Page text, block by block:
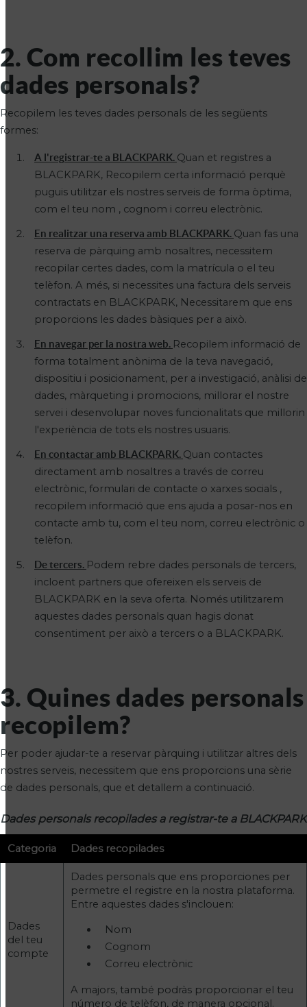
2. Com recollim les teves
dades personals?
Recopilem les teves dades personals de les següents
formes:
A l'registrar-te a BLACKPARK. Quan et registres a
BLACKPARK, Recopilem certa informació perquè
puguis utilitzar els nostres serveis de forma òptima,
com el teu nom , cognom i correu electrònic.
En realitzar una reserva amb BLACKPARK. Quan fas una
reserva de pàrquing amb nosaltres, necessitem
recopilar certes dades, com la matrícula o el teu
telèfon. A més, si necessites una factura dels serveis
contractats en BLACKPARK, Necessitarem que ens
proporcions les dades bàsiques per a això.
En navegar per la nostra web. Recopilem informació de
forma totalment anònima de la teva navegació,
dispositiu i posicionament, per a investigació, anàlisi de
dades, màrqueting i promocions, millorar el nostre
servei i desenvolupar noves funcionalitats que millorin
l'experiència de tots els nostres usuaris.
En contactar amb BLACKPARK. Quan contactes
directament amb nosaltres a través de correu
electrònic, formulari de contacte o xarxes socials ,
recopilem informació que ens ajuda a posar-nos en
contacte amb tu, com el teu nom, correu electrònic o
telèfon.
De tercers. Podem rebre dades personals de tercers,
incloent partners que ofereixen els serveis de
BLACKPARK en la seva oferta. Només utilitzarem
aquestes dades personals quan hagis donat
consentiment per això a tercers o a BLACKPARK.
3. Quines dades personals
recopilem?
Per poder ajudar-te a reservar pàrquing i utilitzar altres dels
nostres serveis, necessitem que ens proporcions una sèrie
de dades personals, que et detallem a continuació.
Dades personals recopilades a registrar-te a BLACKPARK
Categoria Dades recopilades
Dades
del teu
compte
Dades personals que ens proporciones per
permetre el registre en la nostra plataforma.
Entre aquestes dades s'inclouen:
Nom
Cognom
Correu electrònic
A majors, també podràs proporcionar el teu
número de telèfon, de manera opcional.